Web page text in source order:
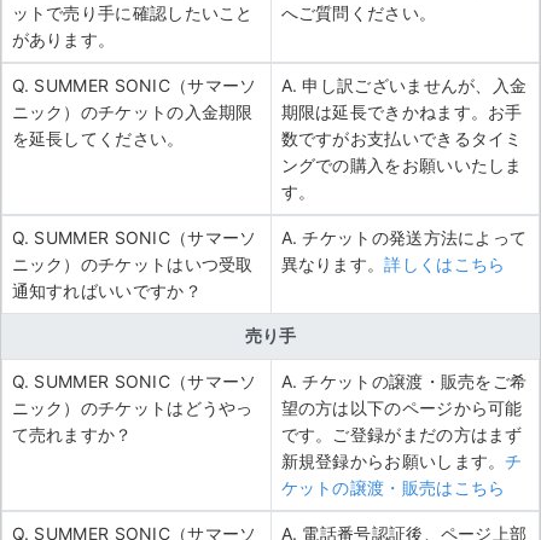
ットで売り手に確認したいこと
があります。
へご質問ください。
Q. SUMMER SONIC（サマーソ
ニック）のチケットの入金期限
を延長してください。
A. 申し訳ございませんが、入金
期限は延長できかねます。お手
数ですがお支払いできるタイミ
ングでの購入をお願いいたしま
す。
Q. SUMMER SONIC（サマーソ
ニック）のチケットはいつ受取
通知すればいいですか？
A. チケットの発送方法によって
異なります。詳しくはこちら
売り手
Q. SUMMER SONIC（サマーソ
ニック）のチケットはどうやっ
て売れますか？
A. チケットの譲渡・販売をご希
望の方は以下のページから可能
です。ご登録がまだの方はまず
新規登録からお願いします。チ
ケットの譲渡・販売はこちら
Q. SUMMER SONIC（サマーソ
A. 電話番号認証後、ページ上部